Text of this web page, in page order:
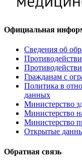
Официальная
Сведения об
Гражданам с
Политика в
данных
Министерство
Министерство
Министерство
Открытые
Обратная связь